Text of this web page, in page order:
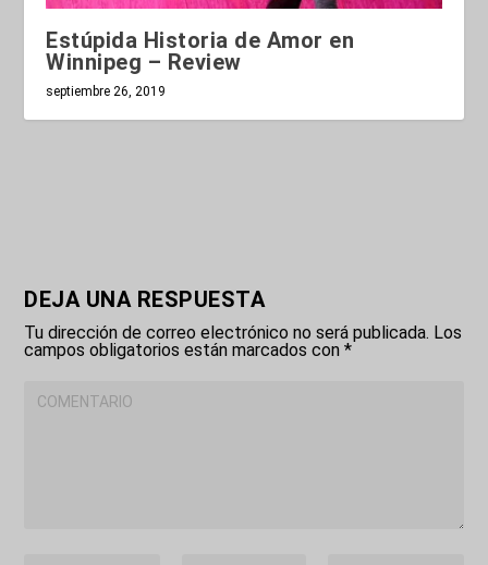
Estúpida Historia de Amor en
Winnipeg – Review
septiembre 26, 2019
DEJA UNA RESPUESTA
Tu dirección de correo electrónico no será publicada. Los
campos obligatorios están marcados con*